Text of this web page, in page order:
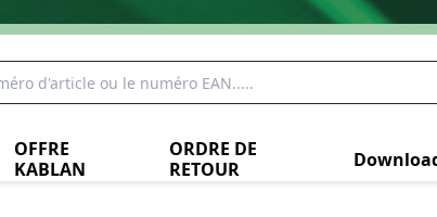
OFFRE
KABLAN
ORDRE DE
RETOUR